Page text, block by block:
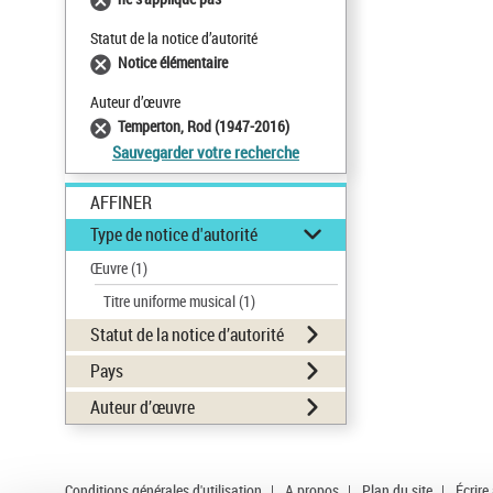
Statut de la notice d’autorité
Notice élémentaire
Auteur d’œuvre
Temperton, Rod (1947-2016)
Sauvegarder votre recherche
AFFINER
Type de notice d'autorité
Œuvre(1)
Titre uniforme musical(1)
Statut de la notice d’autorité
Pays
Auteur d’œuvre